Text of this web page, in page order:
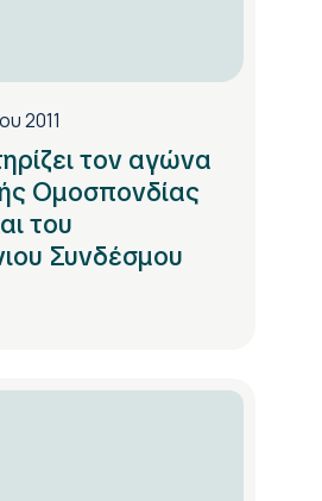
2011
τον αγώνα
Ομοσπονδίας
του
Συνδέσμου